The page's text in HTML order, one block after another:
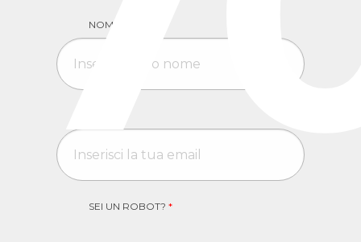
NOME
SEI UN ROBOT? *